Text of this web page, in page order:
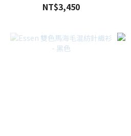
NT$3,450